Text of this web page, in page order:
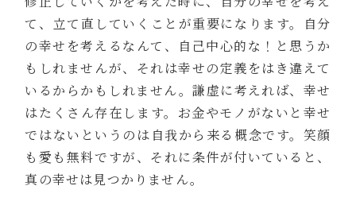
て、立て直していくことが重要になります。自分
の幸せを考えるなんて、自己中心的な！と思うか
もしれませんが、それは幸せの定義をはき違えて
いるからかもしれません。謙虚に考えれば、幸せ
はたくさん存在します。お金やモノがないと幸せ
ではないというのは自我から来る概念です。笑顔
も愛も無料ですが、それに条件が付いていると、
真の幸せは見つかりません。